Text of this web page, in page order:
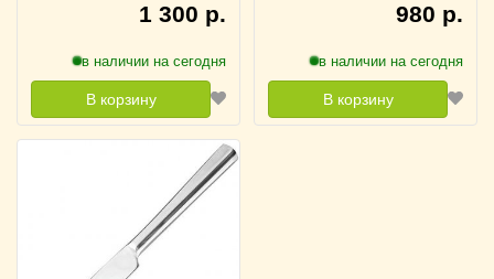
1 300 р.
в наличии на сегодня
В корзину
980 р.
в наличии на сегодня
В корзину